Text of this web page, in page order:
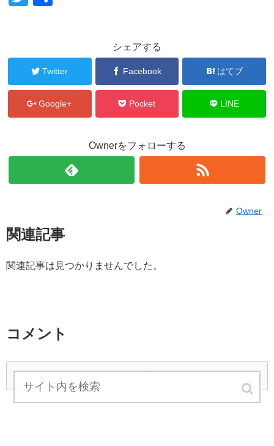
er
シェアする
Twitter Facebook はてブ
Google+ Pocket LINE
Ownerをフォローする
Owner
関連記事
関連記事は見つかりませんでした。
コメント
コメントを書き込む